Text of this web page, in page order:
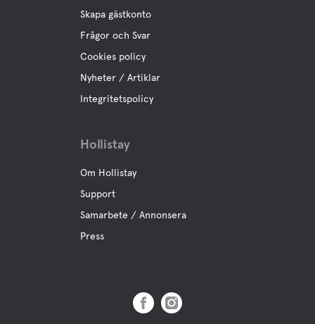
Skapa gästkonto
Frågor och Svar
Cookies policy
Nyheter / Artiklar
Integritetspolicy
Hollistay
Om Hollistay
Support
Samarbete / Annonsera
Press